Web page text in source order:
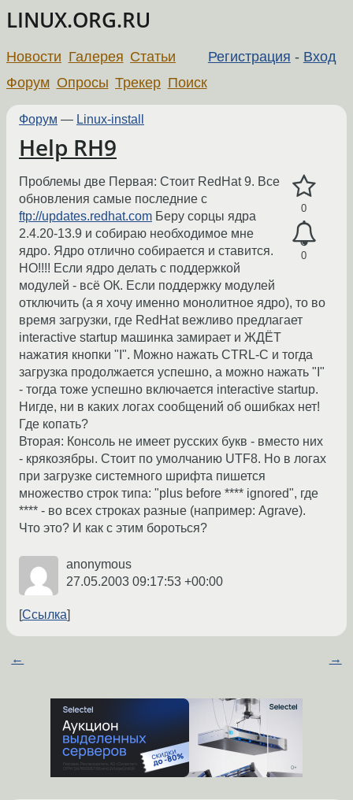
LINUX.ORG.RU
Регистрация - Вход
Новости Галерея Статьи
Форум Опросы Трекер Поиск
Форум — Linux-install
Help RH9
0
0
Проблемы две Первая: Стоит RedHat 9. Все
обновления самые последние с
ftp://updates.redhat.com Беру сорцы ядра
2.4.20-13.9 и собираю необходимое мне
ядро. Ядро отлично собирается и ставится.
НО!!!! Если ядро делать с поддержкой
модулей - всё ОК. Если поддержку модулей
отключить (а я хочу именно монолитное ядро), то во
время загрузки, где RedHat вежливо предлагает
interactive startup машинка замирает и ЖДЁТ
нажатия кнопки "I". Можно нажать CTRL-C и тогда
загрузка продолжается успешно, а можно нажать "I"
- тогда тоже успешно включается interactive startup.
Нигде, ни в каких логах сообщений об ошибках нет!
Где копать?
Вторая: Консоль не имеет русских букв - вместо них
- крякозябры. Стоит по умолчанию UTF8. Но в логах
при загрузке системного шрифта пишется
множество строк типа: "plus before **** ignored", где
**** - во всех строках разные (например: Agrave).
Что это? И как с этим бороться?
anonymous
27.05.2003 09:17:53 +00:00
Ссылка
← →